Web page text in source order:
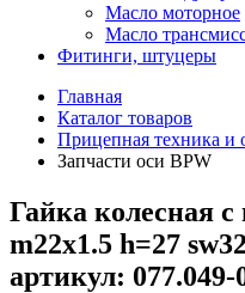
Масло моторное
Масло
Фитинги, штуцеры
Главная
Каталог товаров
Прицепная техника и
Запчасти оси BPW
Гайка колесная
m22x1.5 h=27
артикул: 077.049-